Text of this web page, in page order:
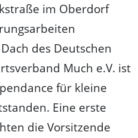
im Oberdorf
des Deutschen
Much e.V. ist
für kleine
Eine erste
die Vorsitzende